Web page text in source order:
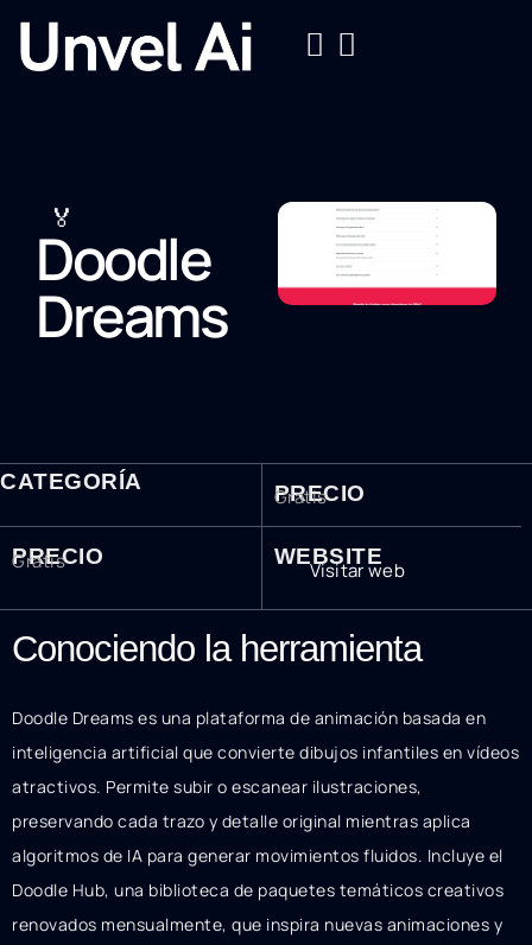
🏅
Doodle
Dreams
CATEGORÍA PRECIO
Gratis
PRECIO
Gratis WEBSITE
Visitar web
Conociendo la herramienta
Doodle Dreams es una plataforma de animación basada en
inteligencia artificial que convierte dibujos infantiles en vídeos
atractivos. Permite subir o escanear ilustraciones,
preservando cada trazo y detalle original mientras aplica
algoritmos de IA para generar movimientos fluidos. Incluye el
Doodle Hub, una biblioteca de paquetes temáticos creativos
renovados mensualmente, que inspira nuevas animaciones y